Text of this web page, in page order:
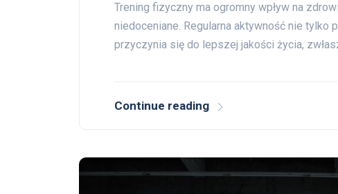
Trening fizyczny ma ogromny wpływ na
niedoceniane. Regularna aktywność nie tylko
przyczynia się do lepszej jakości życia,
Continue reading